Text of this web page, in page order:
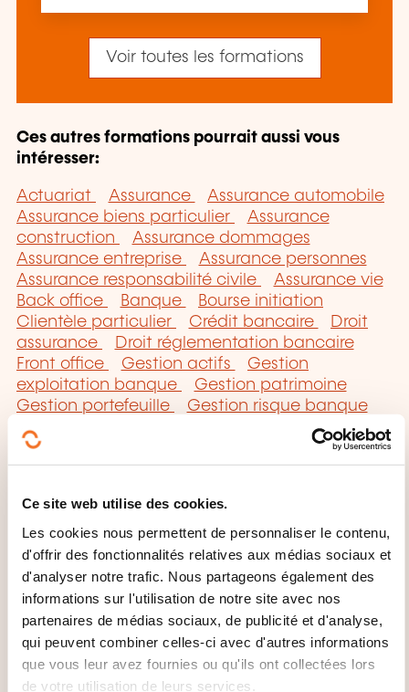
Ce site web utilise des cookies.
Les cookies nous permettent de personnaliser le contenu,
d'offrir des fonctionnalités relatives aux médias sociaux et
d'analyser notre trafic. Nous partageons également des
informations sur l'utilisation de notre site avec nos
partenaires de médias sociaux, de publicité et d'analyse,
qui peuvent combiner celles-ci avec d'autres informations
que vous leur avez fournies ou qu'ils ont collectées lors
de votre utilisation de leurs services.
Voir toutes les formations
Ces autres formations pourrait aussi vous
intéresser:
Actuariat Assurance
Assurance automobile
Assurance biens particulier
Assurance
construction
Assurance dommages
Assurance entreprise
Assurance personnes
Assurance responsabilité civile
Assurance vie
Back office
Banque
Bourse initiation
Clientèle particulier
Crédit bancaire
Droit
assurance
Droit réglementation bancaire
Front office
Gestion actifs
Gestion
exploitation banque
Gestion patrimoine
Gestion portefeuille
Gestion risque banque
assurance
Marketing
bancaire
Produit financier
Réassurance
Sécurité bancaire
Service
Cliquez ici pour
retourner à lapage
des familles de